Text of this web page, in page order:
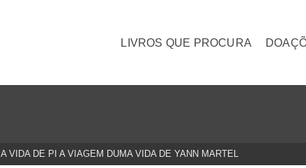
LIVROS QUE PROCURA
A VIDA DE PI A VIAGEM DUMA VIDA DE YANN MARTEL